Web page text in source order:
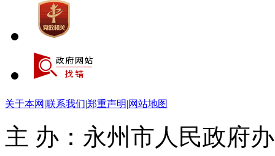
关于本网 |联系我们|郑重声明|网站地图
主 办：永州市人民政府